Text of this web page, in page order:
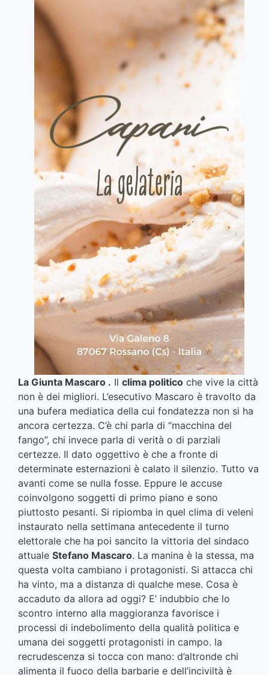
La Giunta Mascaro . Il clima politico che vive la città
non è dei migliori. L’esecutivo Mascaro è travolto da
una bufera mediatica della cui fondatezza non si ha
ancora certezza. C’è chi parla di “macchina del
fango”, chi invece parla di verità o di parziali
certezze. Il dato oggettivo è che a fronte di
determinate esternazioni è calato il silenzio. Tutto va
avanti come se nulla fosse. Eppure le accuse
coinvolgono soggetti di primo piano e sono
piuttosto pesanti. Si ripiomba in quel clima di veleni
instaurato nella settimana antecedente il turno
elettorale che ha poi sancito la vittoria del sindaco
attuale Stefano Mascaro. La manina è la stessa, ma
questa volta cambiano i protagonisti. Si attacca chi
ha vinto, ma a distanza di qualche mese. Cosa è
accaduto da allora ad oggi? E’ indubbio che lo
scontro interno alla maggioranza favorisce i
processi di indebolimento della qualità politica e
umana dei soggetti protagonisti in campo. la
recrudescenza si tocca con mano: d’altronde chi
alimenta il fuoco della barbarie e dell’inciviltà è